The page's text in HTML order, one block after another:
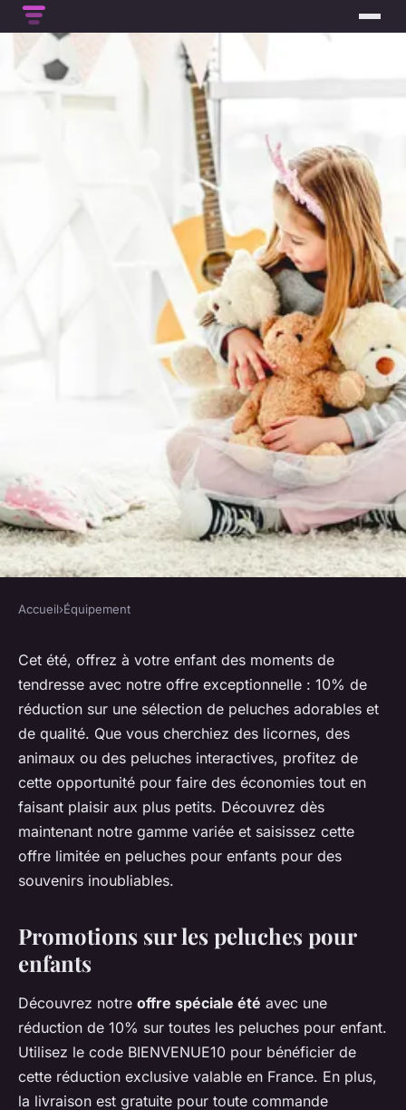
ÉQUIPEMENT
Peluches enfant : offre
spéciale été 10% de réduction
Léon•30 août 2024•3 min de lecture
Accueil›Équipement
Cet été, offrez à votre enfant des moments de
tendresse avec notre offre exceptionnelle : 10% de
réduction sur une sélection de peluches adorables et
de qualité. Que vous cherchiez des licornes, des
animaux ou des peluches interactives, profitez de
cette opportunité pour faire des économies tout en
faisant plaisir aux plus petits. Découvrez dès
maintenant notre gamme variée et saisissez cette
offre limitée en peluches pour enfants pour des
souvenirs inoubliables.
Promotions sur les peluches pour
enfants
Découvrez notre offre spéciale été avec une
réduction de 10% sur toutes les peluches pour enfant.
Utilisez le code BIENVENUE10 pour bénéficier de
cette réduction exclusive valable en France. En plus,
la livraison est gratuite pour toute commande